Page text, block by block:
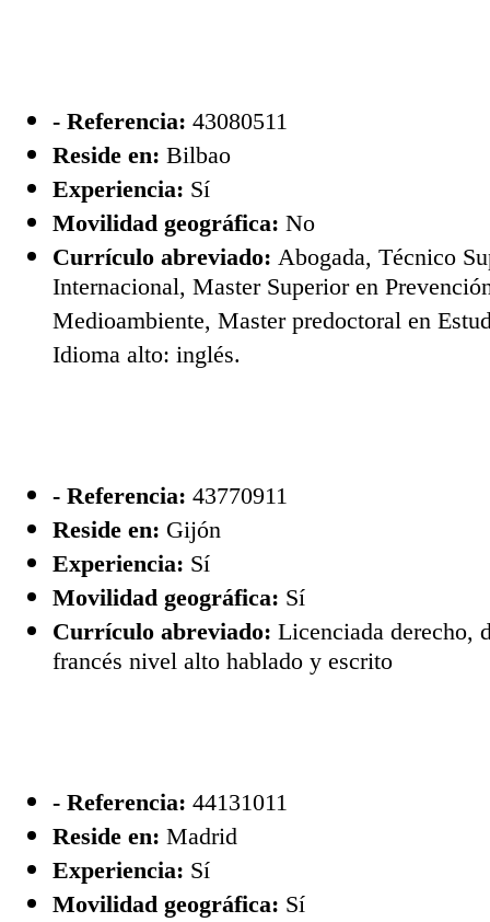
- Referencia: 43080511
Reside en: Bilbao
Experiencia: Sí
Movilidad geográfica: No
Currículo abreviado: Abogada, Técnico
Internacional, Master Superior en
Medioambiente, Master predoctoral en
Idioma alto: inglés.
- Referencia: 43770911
Reside en: Gijón
Experiencia: Sí
Movilidad geográfica: Sí
Currículo abreviado: Licenciada derecho,
francés nivel alto hablado y escrito
- Referencia: 44131011
Reside en: Madrid
Experiencia: Sí
Movilidad geográfica: Sí